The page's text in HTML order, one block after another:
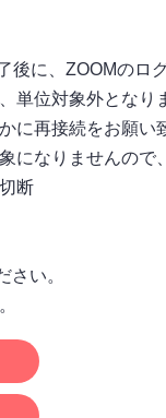
に、ZOOMのロ
位対象外となり
再接続をお願い
になりませんので
断
さい。